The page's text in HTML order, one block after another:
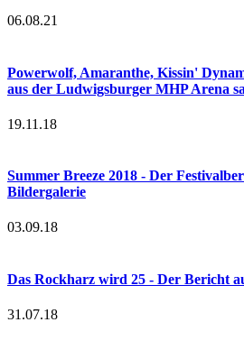
06.08.21
Powerwolf, Amaranthe, Kissin'
aus der Ludwigsburger MHP Arena
19.11.18
Summer Breeze 2018 - Der
Bildergalerie
03.09.18
Das Rockharz wird 25 - Der Bericht
31.07.18